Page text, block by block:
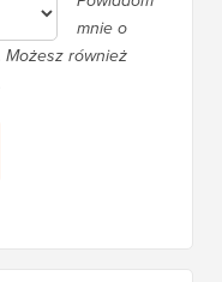
mnie o
również